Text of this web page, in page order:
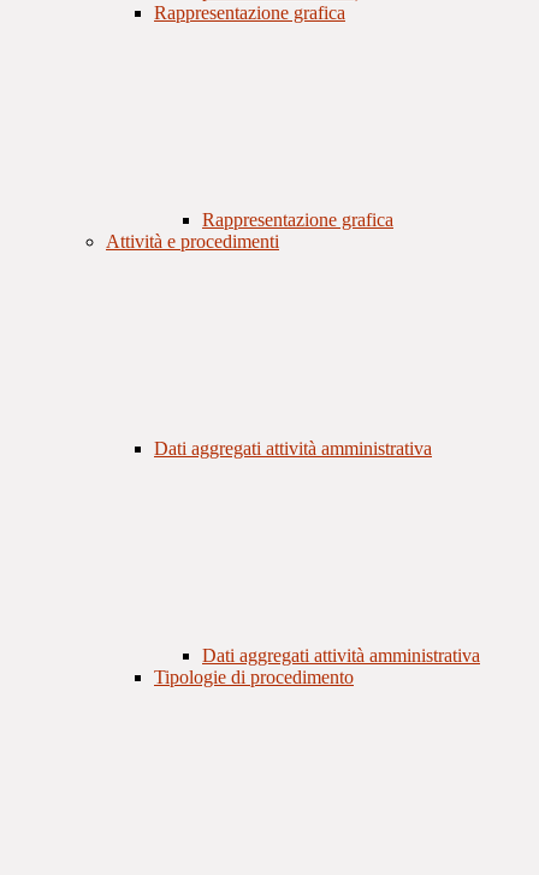
Rappresentazione grafica
Rappresentazione grafica
Attività e procedimenti
Dati aggregati attività amministrativa
Dati aggregati attività amministrativa
Tipologie di procedimento